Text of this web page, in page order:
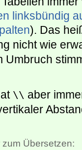
linksbündig
). Das
nicht wie
Umbruch
\\ aber
Übersetzen: